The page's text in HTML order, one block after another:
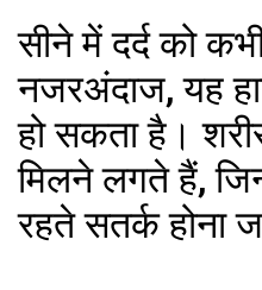
सीने में दर्द को
नजरअंदाज, यह
हो सकता है।
मिलने लगते हैं,
रहते सतर्क होना